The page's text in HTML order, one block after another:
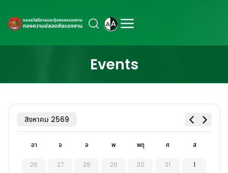
Events
สิงหาคม 2569
อา จ อ พ พฤ ศ ส
26 27 28 29 30 31 1